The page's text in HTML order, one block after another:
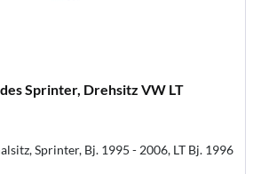
Sprinter, Drehsitz VW LT
Sprinter, Bj. 1995 - 2006, LT Bj. 1996